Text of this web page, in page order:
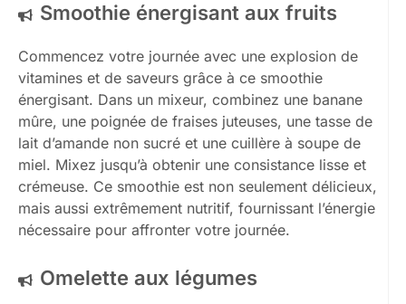
Smoothie énergisant aux fruits
Commencez votre journée avec une explosion de
vitamines et de saveurs grâce à ce smoothie
énergisant. Dans un mixeur, combinez une banane
mûre, une poignée de fraises juteuses, une tasse de
lait d’amande non sucré et une cuillère à soupe de
miel. Mixez jusqu’à obtenir une consistance lisse et
crémeuse. Ce smoothie est non seulement délicieux,
mais aussi extrêmement nutritif, fournissant l’énergie
nécessaire pour affronter votre journée.
Omelette aux légumes